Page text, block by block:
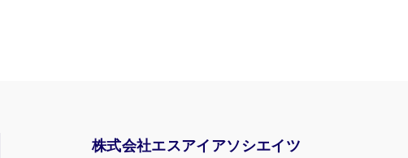
株式会社エスアイアソシエイツ